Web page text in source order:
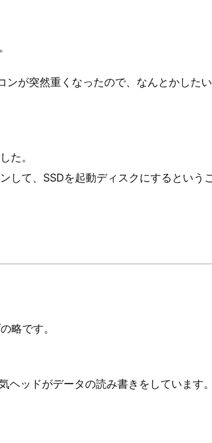
が突然重くなったので、なんとかしたい
た。
して、SSDを起動ディスクにするという
略です。
ッドがデータの読み書きをしています。